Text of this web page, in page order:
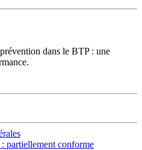
dans le BTP : une
partiellement conforme